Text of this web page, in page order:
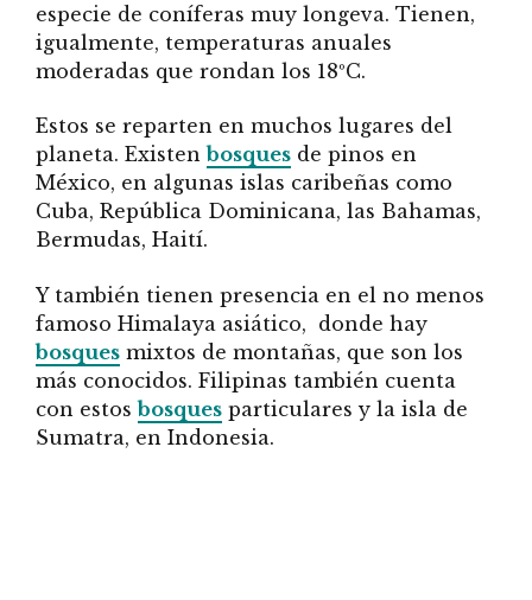
especie de coníferas muy longeva. Tienen,
igualmente, temperaturas anuales
moderadas que rondan los 18ºC.
Estos se reparten en muchos lugares del
planeta. Existenbosques de pinos en
México, en algunas islas caribeñas como
Cuba, República Dominicana, las Bahamas,
Bermudas, Haití.
Y también tienen presencia en el no menos
famoso Himalaya asiático, donde hay
bosques mixtos de montañas, que son los
más conocidos. Filipinas también cuenta
con estosbosques particulares y la isla de
Sumatra, en Indonesia.